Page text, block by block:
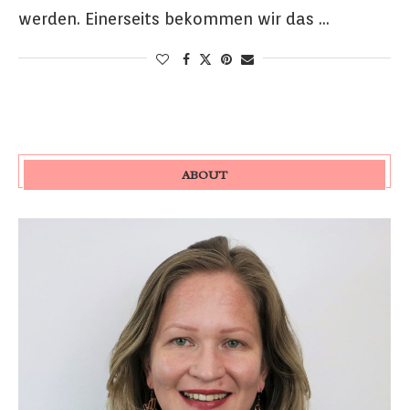
werden. Einerseits bekommen wir das …
ABOUT